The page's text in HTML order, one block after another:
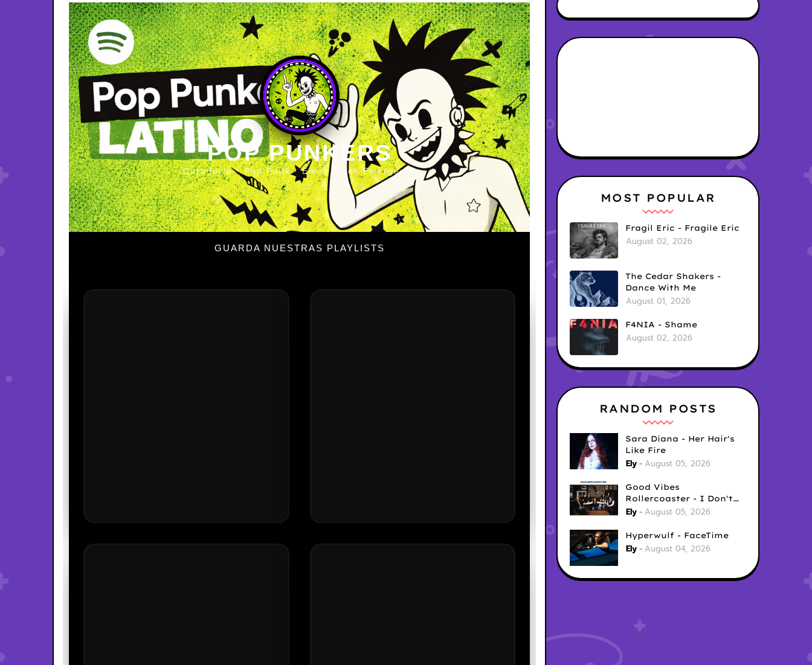
POP PUNKERS
Curaduría · Pop Punk · Emo · Rock Emergente
GUARDA NUESTRAS PLAYLISTS
MOST POPULAR
Fragil Eric - Fragile Eric
August 02, 2026
The Cedar Shakers -
Dance With Me
August 01, 2026
F4NIA - Shame
August 02, 2026
RANDOM POSTS
Sara Diana - Her Hair's
Like Fire
Ely August 05, 2026
Good Vibes
Rollercoaster - I Don't
Care
Ely August 05, 2026
Hyperwulf - FaceTime
Ely August 04, 2026